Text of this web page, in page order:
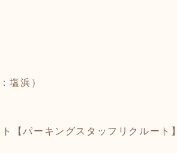
塩浜）
【パーキングスタッフリクルート】